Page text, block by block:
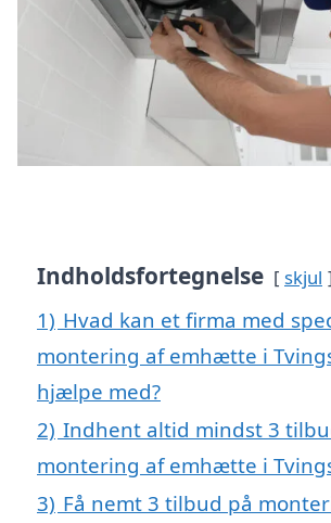
Indholdsfortegnelse skjul
1) Hvad kan et firma med
montering af emhætte i
hjælpe med?
2) Indhent altid mindst 3
montering af emhætte i
3) Få nemt 3 tilbud på